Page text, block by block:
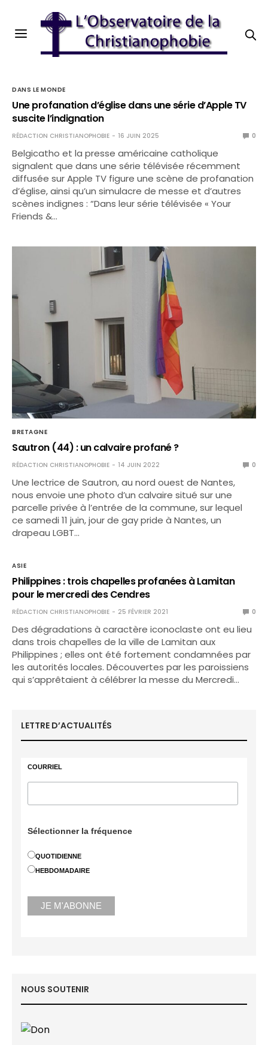
DANS LE MONDE
Une profanation d’église dans une série d’Apple TV
suscite l’indignation
RÉDACTION CHRISTIANOPHOBIE 16 JUIN 2025 0
Belgicatho et la presse américaine catholique
signalent que dans une série télévisée récemment
diffusée sur Apple TV figure une scène de profanation
d’église, ainsi qu’un simulacre de messe et d’autres
scènes indignes : “Dans leur série télévisée « Your
Friends &…
BRETAGNE
Sautron (44) : un calvaire profané ?
RÉDACTION CHRISTIANOPHOBIE 14 JUIN 2022 0
Une lectrice de Sautron, au nord ouest de Nantes,
nous envoie une photo d’un calvaire situé sur une
parcelle privée à l’entrée de la commune, sur lequel
ce samedi 11 juin, jour de gay pride à Nantes, un
drapeau LGBT…
ASIE
Philippines : trois chapelles profanées à Lamitan
pour le mercredi des Cendres
RÉDACTION CHRISTIANOPHOBIE 25 FÉVRIER 2021 0
Des dégradations à caractère iconoclaste ont eu lieu
dans trois chapelles de la ville de Lamitan aux
Philippines ; elles ont été fortement condamnées par
les autorités locales. Découvertes par les paroissiens
qui s’apprêtaient à célébrer la messe du Mercredi…
LETTRE D’ACTUALITÉS
COURRIEL
Sélectionner la fréquence
QUOTIDIENNE
HEBDOMADAIRE
NOUS SOUTENIR